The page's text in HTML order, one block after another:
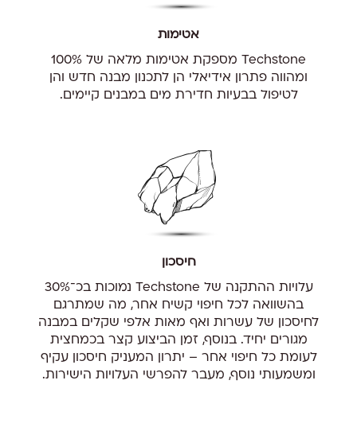
אטימות
Techstone מספקת אטימות מלאה של 100%
ומהווה פתרון אידיאלי הן לתכנון מבנה חדש והן
לטיפול בבעיות חדירת מים במבנים קיימים.
חיסכון
עלויות ההתקנה של Techstone נמוכות בכ־30%
בהשוואה לכל חיפוי קשיח אחר, מה שמתרגם
לחיסכון של עשרות ואף מאות אלפי שקלים במבנה
מגורים יחיד. בנוסף, זמן הביצוע קצר בכמחצית
לעומת כל חיפוי אחר – יתרון המעניק חיסכון עקיף
ומשמעותי נוסף, מעבר להפרשי העלויות הישירות.